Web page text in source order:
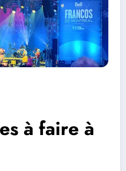
à faire à